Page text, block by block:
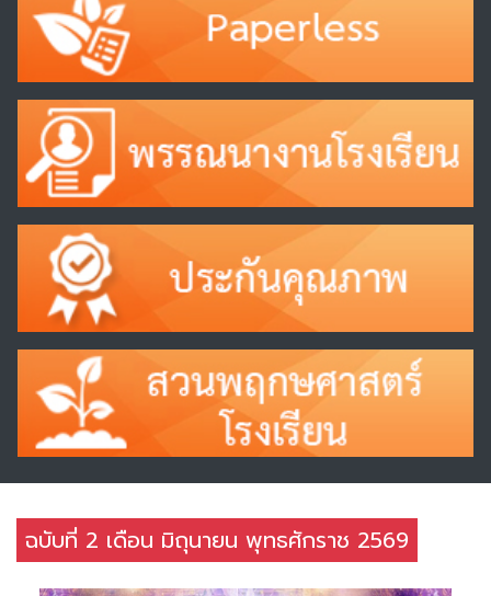
ฉบับที่ 2 เดือน มิถุนายน พุทธศักราช 2569